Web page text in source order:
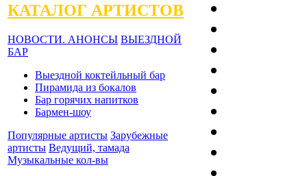
КАТАЛОГ АРТИСТОВ
НОВОСТИ. АНОНСЫ ВЫЕЗДНОЙ
БАР
Выездной коктейльный бар
Пирамида из бокалов
Бар горячих напитков
Бармен-шоу
Популярные артисты Зарубежные
артисты Ведущий, тамада
Музыкальные кол-вы